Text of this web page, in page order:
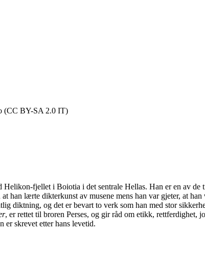
(CC BY-SA 2.0 IT)
fjellet i Boiotia i det sentrale Hellas. Han er en av de
lærte dikterkunst av musene mens han var gjeter, at han
diktning, og det er bevart to verk som han med stor
, er rettet til broren Perses, og gir råd om etikk, rettferdighet,
er skrevet etter hans levetid.